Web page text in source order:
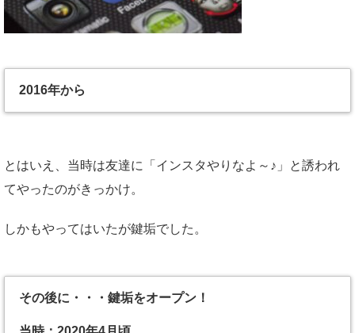
2016年から
とはいえ、当時は友達に「インスタやりなよ～♪」と誘われ
てやったのがきっかけ。
しかもやってはいたが鍵垢でした。
その後に・・・鍵垢をオープン！